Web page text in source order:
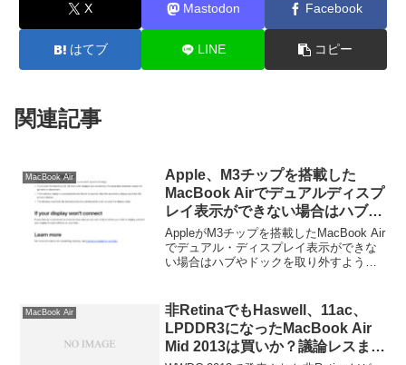
X Mastodon Facebook
はてブ LINE コピー
関連記事
MacBook Air
Apple、M3チップを搭載した
MacBook Airでデュアルディスプ
レイ表示ができない場合はハブや
ドックを取り外すようにコメン
ト。
AppleがM3チップを搭載したMacBook Air
でデュアル・ディスプレイ表示ができな
い場合はハブやドックを取り外すように
MacBook Air
非RetinaでもHaswell、11ac、
LPDDR3になったMacBook Air
Mid 2013は買いか？議論レスまと